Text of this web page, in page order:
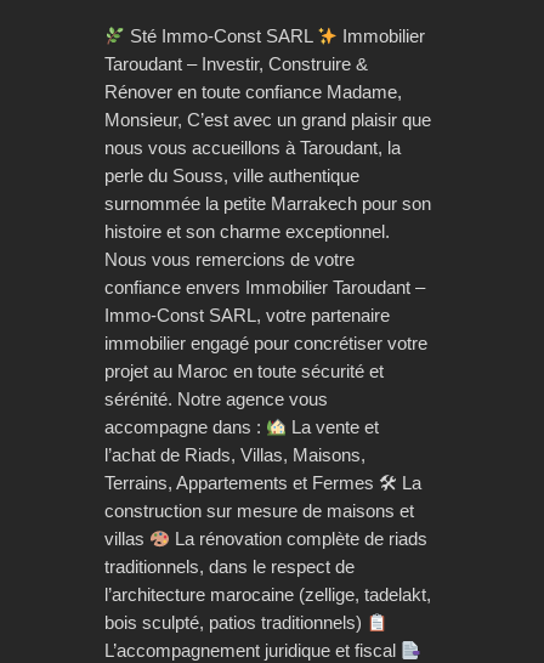
Sté Immo-Const SARL
Immobilier
Taroudant – Investir, Construire &
Rénover en toute confiance Madame,
Monsieur, C’est avec un grand plaisir que
nous vous accueillons à Taroudant, la
perle du Souss, ville authentique
surnommée la petite Marrakech pour son
histoire et son charme exceptionnel.
Nous vous remercions de votre
confiance envers Immobilier Taroudant –
Immo-Const SARL, votre partenaire
immobilier engagé pour concrétiser votre
projet au Maroc en toute sécurité et
sérénité. Notre agence vous
accompagne dans :
La vente et
l’achat de Riads, Villas, Maisons,
Terrains, Appartements et Fermes 🛠 La
construction sur mesure de maisons et
villas
La rénovation complète de riads
traditionnels, dans le respect de
l’architecture marocaine (zellige, tadelakt,
bois sculpté, patios traditionnels)
L’accompagnement juridique et fiscal